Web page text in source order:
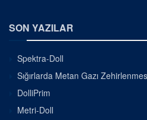
SON YAZILAR
Spektra-Doll
Sığırlarda Metan Gazı
DolliPrim
Metri-Doll